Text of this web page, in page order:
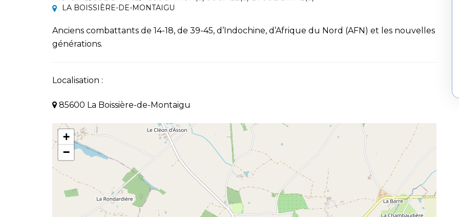
LA BOISSIÈRE-DE-MONTAIGU
Anciens combattants de 14-18, de 39-45, d’Indochine, d’Afrique du Nord (AFN) et les nouvelles
générations.
Localisation :
85600 La Boissière-de-Montaigu
+
−